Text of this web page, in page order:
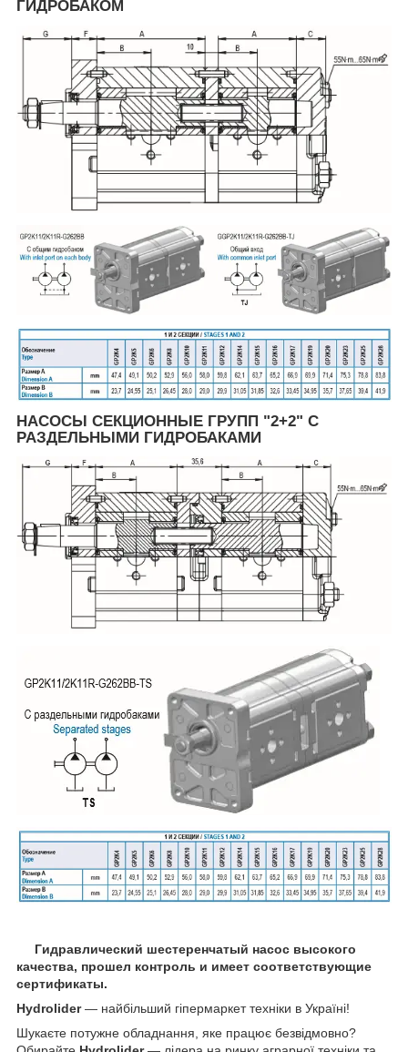
ГИДРОБАКОМ
НАСОСЫ СЕКЦИОННЫЕ ГРУПП "2+2" С
РАЗДЕЛЬНЫМИ ГИДРОБАКАМИ
Гидравлический шестеренчатый насос высокого
качества, прошел контроль и имеет соответствующие
сертификаты.
Hydrolider— найбільший гіпермаркет техніки в Україні!
Шукаєте потужне обладнання, яке працює безвідмовно?